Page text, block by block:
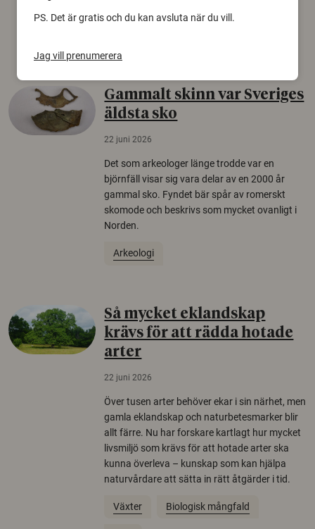
Gammalt skinn var Sveriges
äldsta sko
22 juni 2026
Det som arkeologer länge trodde var en
björnfäll visar sig vara delar av en 2000 år
gammal sko. Fyndet bär spår av romerskt
skomode och beskrivs som mycket ovanligt i
Norden.
Arkeologi
Så mycket eklandskap
krävs för att rädda hotade
arter
22 juni 2026
Över tusen arter behöver ekar i sin närhet, men
gamla eklandskap och naturbetesmarker blir
allt färre. Nu har forskare kartlagt hur mycket
livsmiljö som krävs för att hotade arter ska
kunna överleva – kunskap som kan hjälpa
naturvårdare att sätta in rätt åtgärder i tid.
Växter Biologisk mångfald
PS. Det är gratis och du kan avsluta när du vill.
Jag vill prenumerera